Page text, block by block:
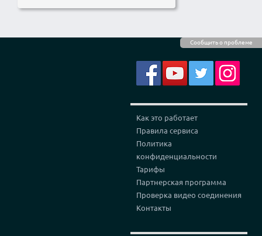
Сообщить о проблеме
Как это работает
Правила сервиса
Политика
конфиденциальности
Тарифы
Партнерская программа
Проверка видео соединения
Контакты